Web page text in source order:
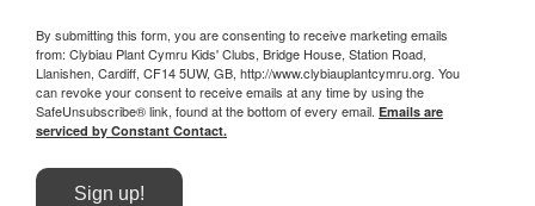
By submitting this form, you are consenting to receive marketing emails
from: Clybiau Plant Cymru Kids' Clubs, Bridge House, Station Road,
Llanishen, Cardiff, CF14 5UW, GB, http://www.clybiauplantcymru.org. You
can revoke your consent to receive emails at any time by using the
SafeUnsubscribe® link, found at the bottom of every email. Emails are
serviced by Constant Contact.
Sign up!